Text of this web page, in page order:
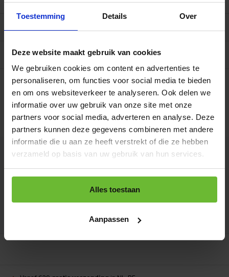
Toestemming Details Over
Deze website maakt gebruik van cookies
We gebruiken cookies om content en advertenties te
personaliseren, om functies voor social media te bieden
en om ons websiteverkeer te analyseren. Ook delen we
informatie over uw gebruik van onze site met onze
partners voor social media, adverteren en analyse. Deze
partners kunnen deze gegevens combineren met andere
informatie die u aan ze heeft verstrekt of die ze hebben
verzameld op basis van uw gebruik van hun services.
Alles toestaan
Aanpassen
Reviews 0/10
Op werkdagen voor 15.00 uur besteld, dezelfde dag
verzonden.
Mt2322 flesje met
120 capsules
Art# 18157
Op voorraad
€23,95
Totaal:€23,95
Kunnen we je helpen?